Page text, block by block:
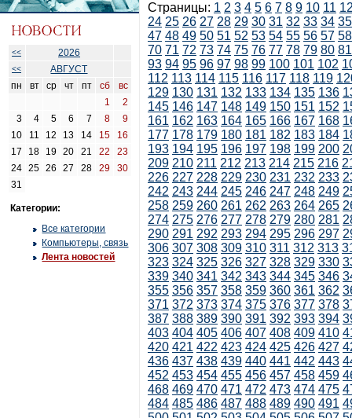
<< 2026
<<
АВГУСТ
пн
вт ср чт пт сб
вс
1
2
3
4 5 6 7 8
9
10
11 12 13 14 15
16
17
18 19 20 21 22
23
24
25 26 27 28 29
30
31
Категории:
Все категории
Компьютеры, связь
Лента новостей
Страницы: 1 2 3 4 5 6 7 8 9 10 11
24 25 26 27 28 29 30 31 32 33 34 35
47 48 49 50 51 52 53 54 55 56 57 58
70 71 72 73 74 75 76 77 78 79 80 81
93 94 95 96 97 98 99 100 101 102
112 113 114 115 116 117 118 119
129 130 131 132 133 134 135 136
145 146 147 148 149 150 151 152
161 162 163 164 165 166 167 168
177 178 179 180 181 182 183 184
193 194 195 196 197 198 199 200
209 210 211 212 213 214 215 216
226 227 228 229 230 231 232 233
242 243 244 245 246 247 248 249
258 259 260 261 262 263 264 265
274 275 276 277 278 279 280 281
290 291 292 293 294 295 296 297
306 307 308 309 310 311 312 313
323 324 325 326 327 328 329 330
339 340 341 342 343 344 345 346
355 356 357 358 359 360 361 362
371 372 373 374 375 376 377 378
387 388 389 390 391 392 393 394
403 404 405 406 407 408 409 410
420 421 422 423 424 425 426 427
436 437 438 439 440 441 442 443
452 453 454 455 456 457 458 459
468 469 470 471 472 473 474 475
484 485 486 487 488 489 490 491